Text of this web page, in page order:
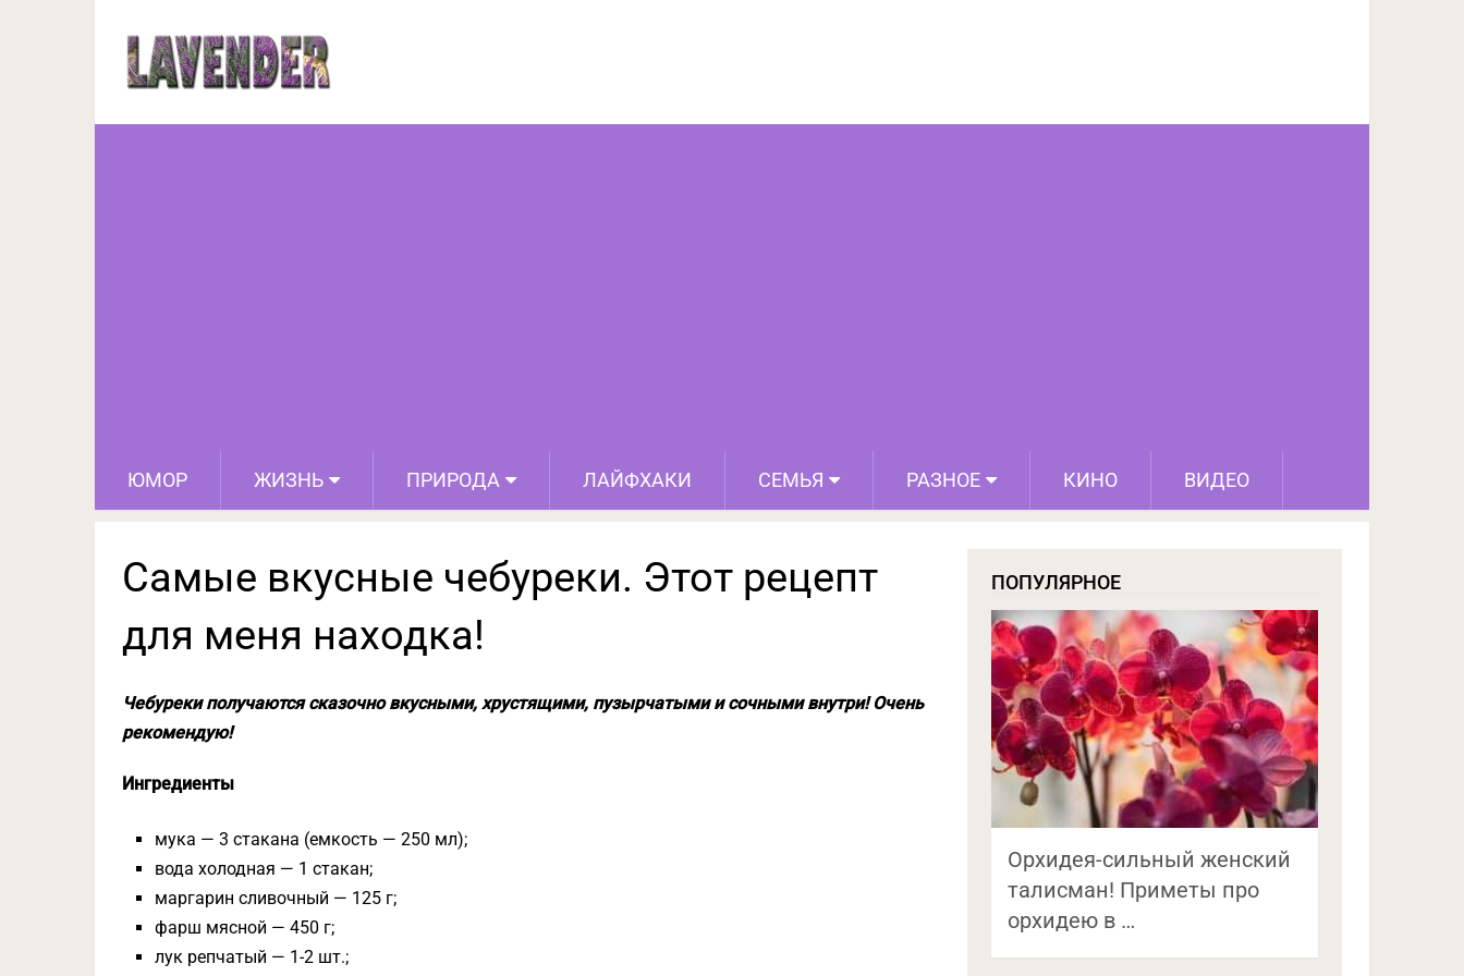
ЮМОР ЖИЗНЬ ПРИРОДА ЛАЙФХАКИ СЕМЬЯ РАЗНОЕ КИНО ВИДЕО
Самые вкусные чебуреки. Этот рецепт для меня находка!
Самые вкусные чебуреки. Этот рецепт
для меня находка!
Чебуреки получаются сказочно вкусными, хрустящими, пузырчатыми и сочными внутри! Очень
рекомендую!
Ингредиенты
мука — 3 стакана (емкость — 250 мл);
вода холодная — 1 стакан;
маргарин сливочный — 125 г;
фарш мясной — 450 г;
лук репчатый — 1-2 шт.;
ПОПУЛЯРНОЕ
Орхидея-сильный женский
талисман! Приметы про
орхидею в …